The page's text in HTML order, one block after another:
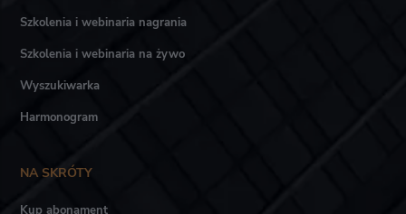
Szkolenia i webinaria nagrania
Szkolenia i webinaria na żywo
Wyszukiwarka
Harmonogram
NA SKRÓTY
Kup abonament